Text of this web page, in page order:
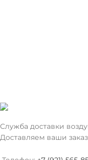
Служба доставки
Доставляем ваши